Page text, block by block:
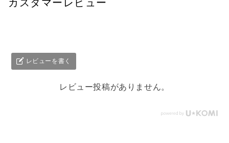
レビューを書く
レビュー投稿がありません。